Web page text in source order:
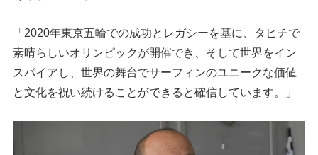
「2020年東京五輪での成功とレガシーを基に、タヒチで
素晴らしいオリンピックが開催でき、そして世界をイン
スパイアし、世界の舞台でサーフィンのユニークな価値
と文化を祝い続けることができると確信しています。」